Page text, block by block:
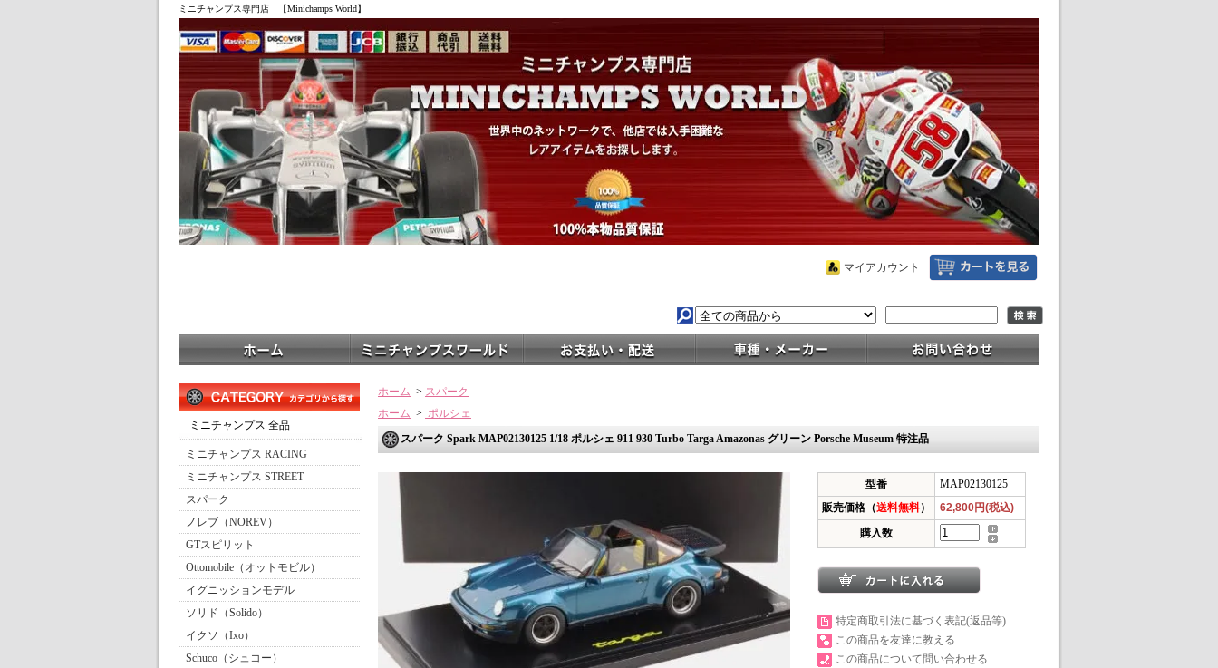
ミニチャンプス専門店 【Minichamps World】
マイアカウント
ミニチャンプス 全品
ミニチャンプス RACING
ミニチャンプス STREET
スパーク
ノレブ（NOREV）
GTスピリット
Ottomobile（オットモビル）
イグニッションモデル
ソリド（Solido）
イクソ（Ixo）
Schuco（シュコー）
ホーム > スパーク
ホーム > ポルシェ
スパーク Spark MAP02130125 1/18 ポルシェ 911 930 Turbo Targa Amazonas グリーン Porsche Museum 特注品
型番
MAP02130125
販売価格（送料無料）
62,800円(税込)
購入数
特定商取引法に基づく表記(返品等)
この商品を友達に教える
この商品について問い合わせる